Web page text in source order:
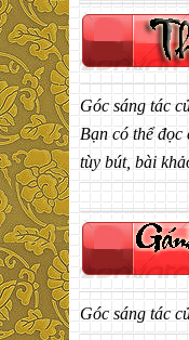
Góc sáng tác
Bạn có thể đọc
tùy bút, bài
Góc sáng tác